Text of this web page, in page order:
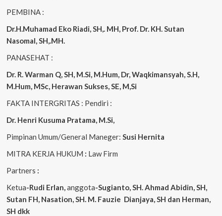
PEMBINA :
Dr.H.Muhamad Eko Riadi , SH,. MH , Prof. Dr. KH. Sutan
Nasomal, SH,.MH.
PANASEHAT :
Dr. R. Warman Q, SH, M.Si, M.Hum Dr, Waqkimansyah, S.H,
M.Hum, MSc, Herawan Sukses, SE, M,Si
FAKTA INTERGRITAS : Pendiri :
Dr. Henri Kusuma Pratama, M.Si
Pimpinan Umum/General Maneger: Susi Hernita
MITRA KERJA HUKUM : Law Firm
Partners :
Ketua-Rudi Erlan anggota-Sugianto, SH. Ahmad Abidin , SH,
Sutan FH, Nasation , SH. M. Fauzie Dianjaya , SH dan Herman,
SH dkk